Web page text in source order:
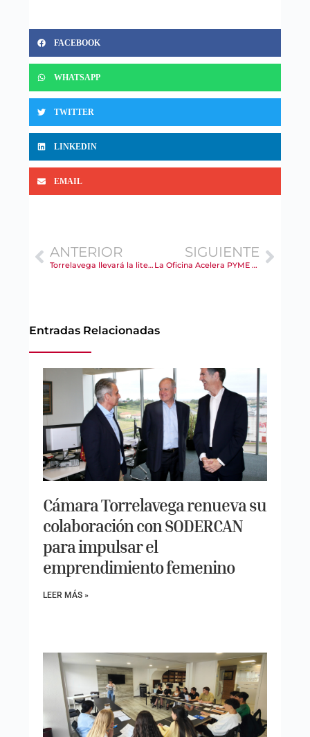
FACEBOOK
WHATSAPP
TWITTER
LINKEDIN
EMAIL
ANTERIOR
Torrelavega llevará la literatura cántabra a los escaparates con la Semana de las Letras 2026
SIGUIENTE
La Oficina Acelera PYME de Cámara Torrelavega realizó 329 asesoramientos a empresas y formó a 267 personas en 2025
Entradas Relacionadas
Cámara Torrelavega renueva su
colaboración con SODERCAN
para impulsar el
emprendimiento femenino
LEER MÁS »